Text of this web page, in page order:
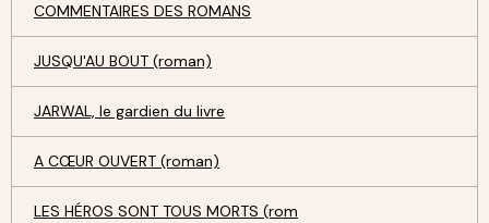
COMMENTAIRES DES ROMANS
JUSQU'AU BOUT (roman)
JARWAL, le gardien du livre
A CŒUR OUVERT (roman)
LES HÉROS SONT TOUS MORTS (rom